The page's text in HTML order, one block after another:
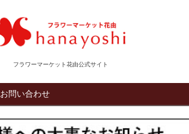
フラワーマーケット花由公式サイト
お問い合わせ